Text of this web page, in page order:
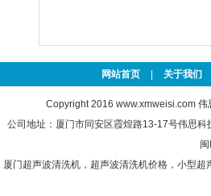
网站首页 关于我们
Copyright 2016 www.xmweisi.com伟
公司地址：厦门市同安区霞煌路13-17号伟思
厦门超声波清洗机 ， 超声波清洗机价格 ， 小型超